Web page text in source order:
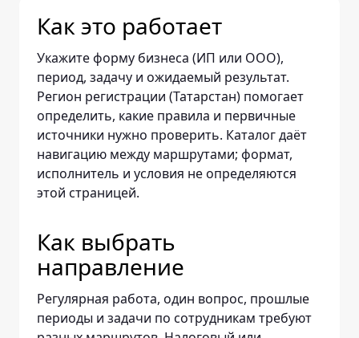
Как это работает
Укажите форму бизнеса (ИП или ООО),
период, задачу и ожидаемый результат.
Регион регистрации (Татарстан) помогает
определить, какие правила и первичные
источники нужно проверить. Каталог даёт
навигацию между маршрутами; формат,
исполнитель и условия не определяются
этой страницей.
Как выбрать
направление
Регулярная работа, один вопрос, прошлые
периоды и задачи по сотрудникам требуют